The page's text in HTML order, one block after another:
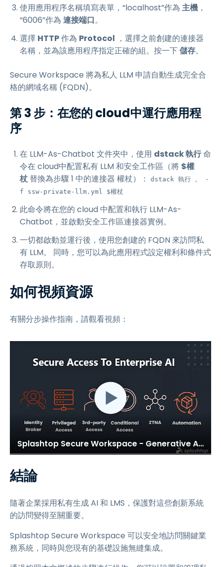
使用應用程序名稱填寫表單，“localhost”作為 主機 ，
“6006”作為 連接端口。
選擇 HTTP作為 Protocol ，選擇之前創建的連接器
名稱，並為該應用程序指定正確的組。按一下儲存。
Secure Workspace 將為私人 LLM 申請自動生成完全合
格的網域名稱 (FQDN)。
第 3 步：在您的 cloud中運行應用程
序
在 LLM-As-Chatbot 文件夾中，使用 dstack 執行命
令在 cloud中配置私有 LLM 和安全工作區（將 $權
杖 替換為步驟 1 中的連接器 權杖）：
dstack 執行 。 -
f ssw-private-llm.yml $權杖
此命令將在您的 cloud 中配置和執行 LLM-As-
Chatbot，並啟動安全工作區連接器實例。
一切都啟動並運行後，使用您創建的 FQDN 來訪問私
有 LLM。 同時，您可以為此應用程式設定權利和條件式
存取原則。
如何視頻資源
有關分步操作指南，請觀看視頻：
Splashtop Secure Workspace - Generative AI & Private LLM
結論
隨著企業採用私有生成 AI 和 LMS，保護對這些創新系統
的訪問變得至關重要。
Splashtop Secure Workspace 可以安全地訪問關鍵業
務系統，同時與您現有的基礎設施無縫集成。